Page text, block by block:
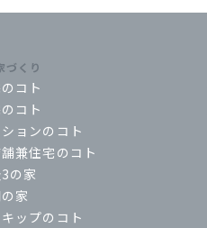
づくり
コト
コト
ョンのコト
兼住宅のコト
の家
家
ップのコト